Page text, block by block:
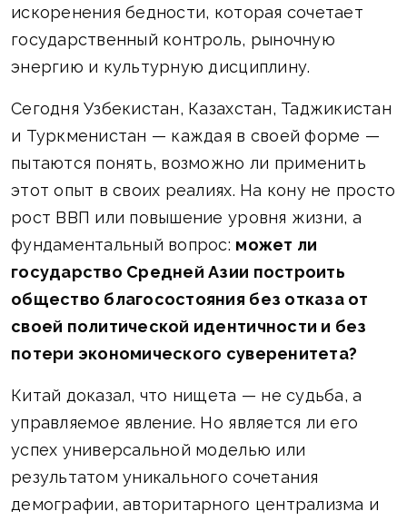
искоренения бедности, которая сочетает
государственный контроль, рыночную
энергию и культурную дисциплину.
Сегодня Узбекистан, Казахстан, Таджикистан
и Туркменистан — каждая в своей форме —
пытаются понять, возможно ли применить
этот опыт в своих реалиях. На кону не просто
рост ВВП или повышение уровня жизни, а
фундаментальный вопрос: может ли
государство Средней Азии построить
общество благосостояния без отказа от
своей политической идентичности и без
потери экономического суверенитета?
Китай доказал, что нищета — не судьба, а
управляемое явление. Но является ли его
успех универсальной моделью или
результатом уникального сочетания
демографии, авторитарного централизма и